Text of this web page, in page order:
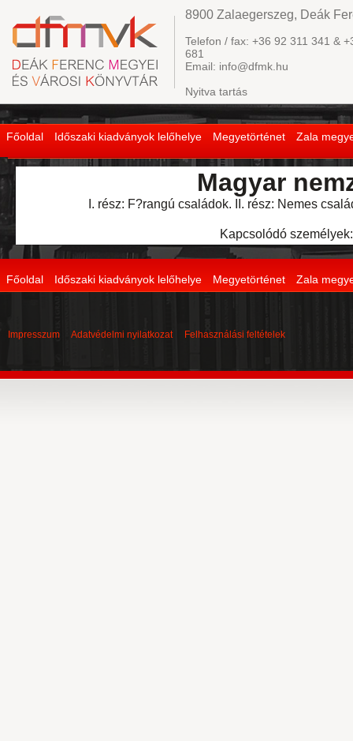
Főoldal Időszaki kiadványok lelőhelye Megyetörténet Zala
8900 Zalaegerszeg, Deák
Telefon / fax: +36 92 311 341 &
681
Email: info@dfmk.hu
Nyitva tartás
Magyar
I. rész: F?rangú családok. II. rész: Nemes
Kapcsolódó személyek:
Főoldal Időszaki kiadványok lelőhelye Megyetörténet Zala
Impresszum Adatvédelmi nyilatkozat Felhasználási feltételek